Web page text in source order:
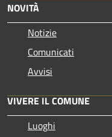
NOVITÀ
Notizie
Comunicati
Avvisi
VIVERE IL COMUNE
Luoghi